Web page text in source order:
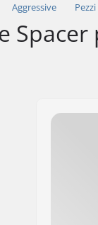
Aggressive Pezzi